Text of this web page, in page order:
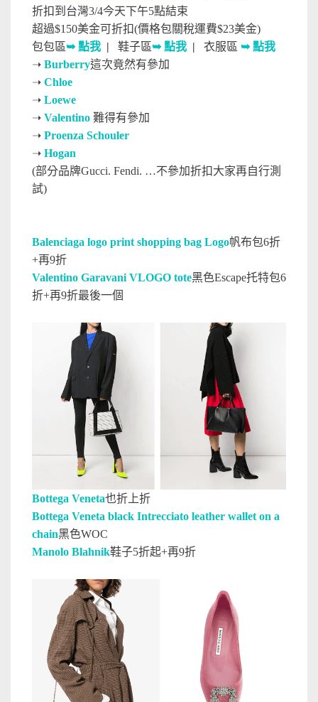
折扣到台灣3/4今天下午5點結束
超過$150美金可折扣(價格包關稅運費$23美金)
包包區➥ 點我 | 鞋子區➥ 點我 | 衣服區 ➥ 點我
➝ Burberry這次竟然有參加
➝ Chloe
➝ Loewe
➝ Valentino 難得有參加
➝ Proenza Schouler
➝ Hogan
(部分品牌Gucci. Fendi. …不參加折扣大家再自行測
試)
Balenciaga logo print shopping bag Logo帆布包6折
+再9折
Valentino Garavani VLOGO tote黑色Escape托特包6
折+再9折最後一個
Bottega Veneta也折上折
Bottega Veneta black Intrecciato leather wallet on a
chain黑色WOC
Manolo Blahnik鞋子5折起+再9折